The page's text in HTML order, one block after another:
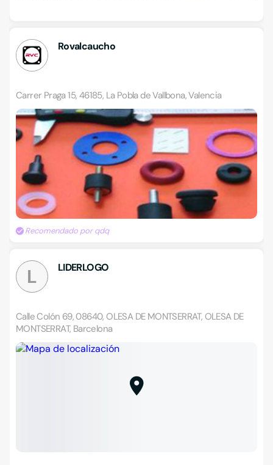
Rovalcaucho
Carrer Praga 15, 46185, La Pobla de Vallbona, Valencia
Recomendado por qdq
L LIDERLOGO
Calle Colón 69, 08640, OLESA DE MONTSERRAT, OLESA DE
MONTSERRAT, Barcelona